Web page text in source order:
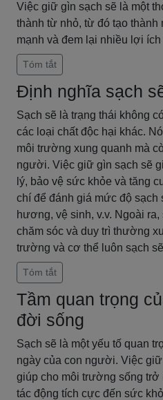
Việc giữ gìn sạch sẽ là một
thành từ nhỏ, từ đó tạo thành
mạnh và đem lại nhiều lợi
Tóm tắt
Định nghĩa sạch
Sạch sẽ là trạng thái không
các loại chất độc hại khác.
môi trường xung quanh mà
người. Việc giữ gìn sạch sẽ
lý, bảo vệ sức khỏe và tăng
chí để đánh giá mức độ sạch
hương, vệ sinh, v.v. Ngoài
chăm sóc và duy trì thường
trường và cơ thể luôn sạch
Tóm tắt
Tầm quan trọng
đời sống
Sạch sẽ là một yếu tố quan
ngày của con người. Việc
giúp cho môi trường sống trở
tác động tích cực đến sức